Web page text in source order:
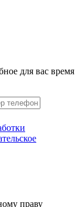
для вас время
праву